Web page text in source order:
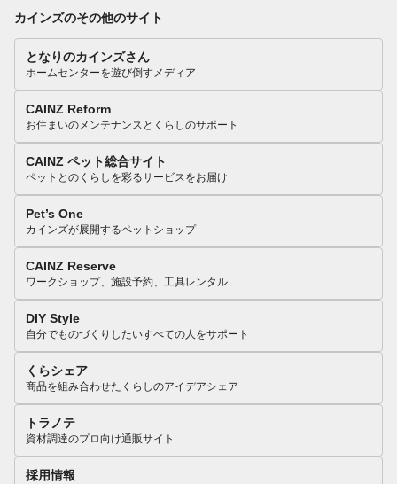
カインズのその他のサイト
となりのカインズさん
ホームセンターを遊び倒すメディア
CAINZ Reform
お住まいのメンテナンスとくらしのサポート
CAINZ ペット総合サイト
ペットとのくらしを彩るサービスをお届け
Pet’s One
カインズが展開するペットショップ
CAINZ Reserve
ワークショップ、施設予約、工具レンタル
DIY Style
自分でものづくりしたいすべての人をサポート
くらシェア
商品を組み合わせたくらしのアイデアシェア
トラノテ
資材調達のプロ向け通販サイト
採用情報